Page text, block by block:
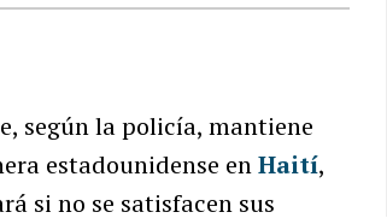
según la policía, mantiene
estadounidense enHaití,
si no se satisfacen sus